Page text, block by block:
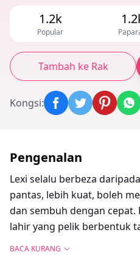
1.2k
Popular
Tambah ke Rak
Kongsi:
Pengenalan
Lexi selalu berbeza
pantas, lebih kuat, boleh
dan sembuh dengan
lahir yang pelik berbentuk
BACA KURANG